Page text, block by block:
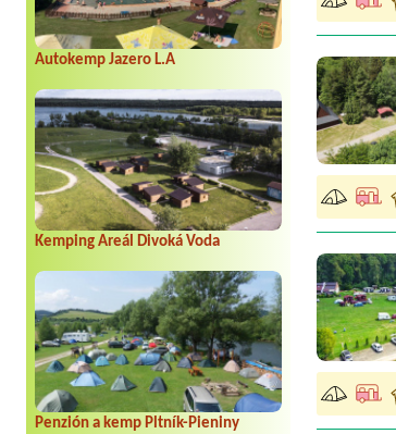
Autokemp Jazero L.A
Kemping Areál Divoká Voda
Penzión a kemp Pltník-Pieniny